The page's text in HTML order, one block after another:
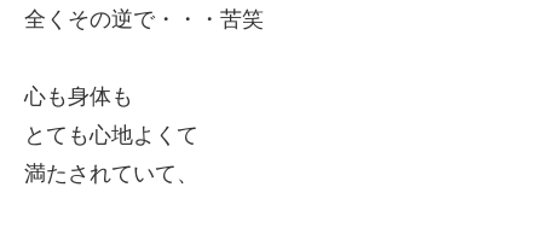
全くその逆で・・・苦笑
心も身体も
とても心地よくて
満たされていて、